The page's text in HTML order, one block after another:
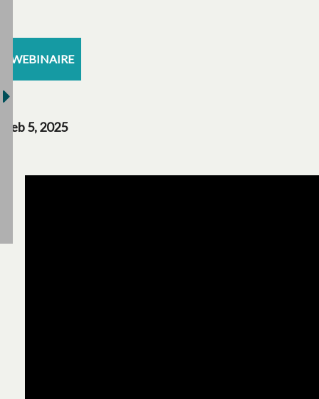
WEBINAIRE
Feb 5, 2025